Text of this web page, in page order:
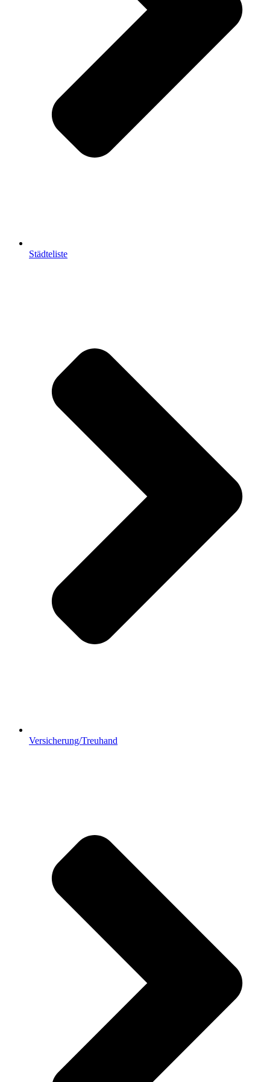
Städteliste
Versicherung/Treuhand